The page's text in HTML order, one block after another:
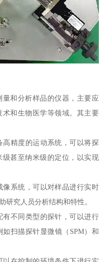
和分析样品的仪器，主要应
和生物医学等领域。其主要
精度的运动系统，可以将探
甚至纳米级的定位，以实现
系统，可以对样品进行实时
研究人员分析结构和特性。
不同类型的探针，可以进行
扫描探针显微镜（SPM）和